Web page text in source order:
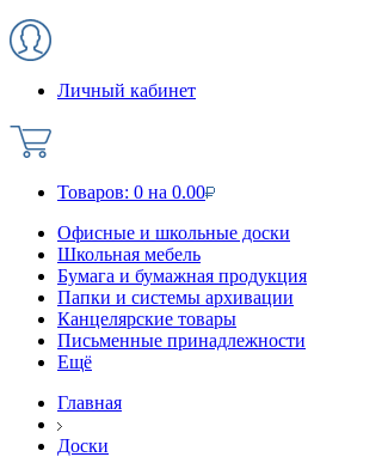
Личный кабинет
Товаров: 0 на 0.00
Офисные и школьные доски
Школьная мебель
Бумага и бумажная продукция
Папки и системы архивации
Канцелярские товары
Письменные принадлежности
Ещё
Главная
Доски